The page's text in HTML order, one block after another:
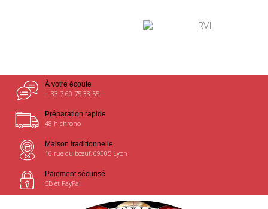
À votre écoute
+ 33 7 60 75 33 55
Préparation rapide
48 h chrono
Maison traditionnelle
16 rue du bœuf, 69005 Lyon
Paiement sécurisé
CB et PayPal